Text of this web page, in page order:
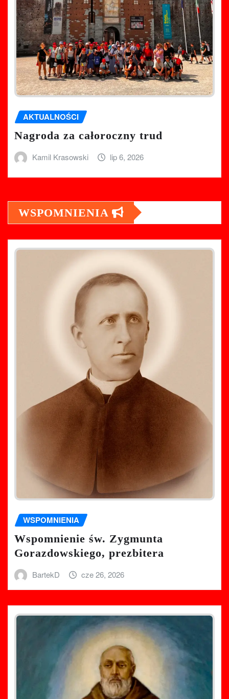
AKTUALNOŚCI
Nagroda za całoroczny trud
Kamil Krasowski lip 6, 2026
WSPOMNIENIA
WSPOMNIENIA
Wspomnienie św. Zygmunta
Gorazdowskiego, prezbitera
BartekD cze 26, 2026